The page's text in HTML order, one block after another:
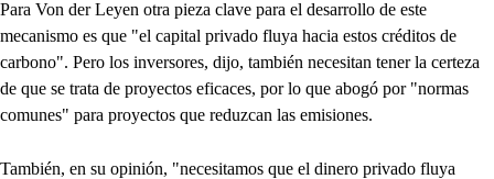
Para Von der Leyen otra pieza clave para el desarrollo de este
mecanismo es que "el capital privado fluya hacia estos créditos de
carbono". Pero los inversores, dijo, también necesitan tener la certeza
de que se trata de proyectos eficaces, por lo que abogó por "normas
comunes" para proyectos que reduzcan las emisiones.
También, en su opinión, "necesitamos que el dinero privado fluya